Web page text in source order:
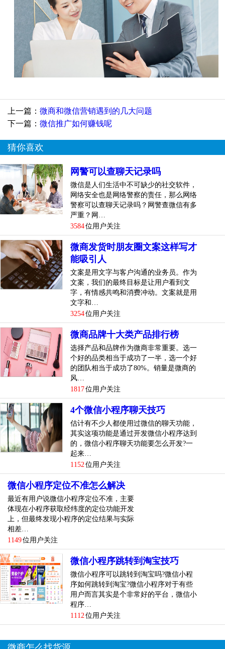
上一篇： 微商和微信营销遇到的几大问题
下一篇： 微信推广如何赚钱呢
猜你喜欢
网警可以查聊天记录吗
微信是人们生活中不可缺少的社交软件，
网络安全也是网络警察的责任，那么网络
警察可以查聊天记录吗？网警查微信有多
严重？网…
3584位用户关注
微商发货时朋友圈文案这样写才
能吸引人
文案是用文字与客户沟通的业务员。作为
文案，我们的最终目标是让用户看到文
字，有情感共鸣和消费冲动。文案就是用
文字和…
3254位用户关注
微商品牌十大类产品排行榜
选择产品和品牌作为微商非常重要。选一
个好的品类相当于成功了一半，选一个好
的团队相当于成功了80%。销量是微商的
风…
1817位用户关注
4个微信小程序聊天技巧
估计有不少人都使用过微信的聊天功能，
其实这项功能是通过开发微信小程序达到
的，微信小程序聊天功能要怎么开发?一
起来…
1152 位用户关注
微信小程序定位不准怎么解决
最近有用户说微信小程序定位不准，主要
体现在小程序获取经纬度的定位功能开发
上，但最终发现小程序的定位结果与实际
相差…
1149位用户关注
微信小程序跳转到淘宝技巧
微信小程序可以跳转到淘宝吗?微信小程
序如何跳转到淘宝?微信小程序对于有些
用户而言其实是个非常好的平台，微信小
程序…
1112 位用户关注